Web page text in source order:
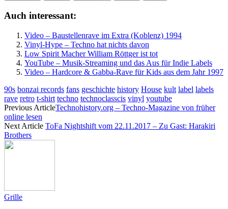
Auch interessant:
Video – Baustellenrave im Extra (Koblenz) 1994
Vinyl-Hype – Techno hat nichts davon
Low Spirit Macher William Röttger ist tot
YouTube – Musik-Streaming und das Aus für Indie Labels
Video – Hardcore & Gabba-Rave für Kids aus dem Jahr 1997
90s bonzai records fans geschichte history House kult label labels
rave retro t-shirt techno technoclasscis vinyl youtube
Previous ArticleTechnohistory.org – Techno-Magazine von früher
online lesen
Next Article ToFa Nightshift vom 22.11.2017 – Zu Gast: Harakiri
Brothers
Grille